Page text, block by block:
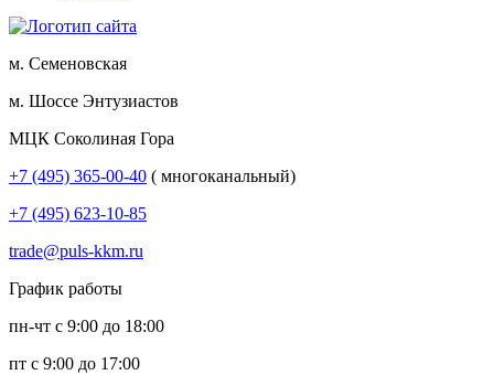
м. Семеновская
м. Шоссе Энтузиастов
МЦК Соколиная Гора
+7 (495) 365-00-40 ( многоканальный)
+7 (495) 623-10-85
trade@puls-kkm.ru
График работы
пн-чт с 9:00 до 18:00
пт с 9:00 до 17:00